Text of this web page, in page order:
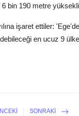
bin 190 metre
işaret ettiler:
en ucuz 9 ülke
SONRAKI